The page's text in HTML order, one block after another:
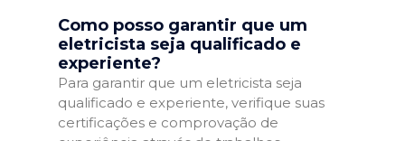
Como posso garantir que um
eletricista seja qualificado e
experiente?
Para garantir que um eletricista seja
qualificado e experiente, verifique suas
certificações e comprovação de